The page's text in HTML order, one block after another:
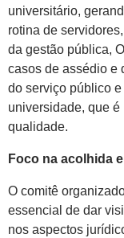
universitário,
rotina de
da gestão pública,
casos de assédio e
do serviço público
universidade, que
qualidade.
Foco na acolhida
O comitê
essencial de dar
nos aspectos